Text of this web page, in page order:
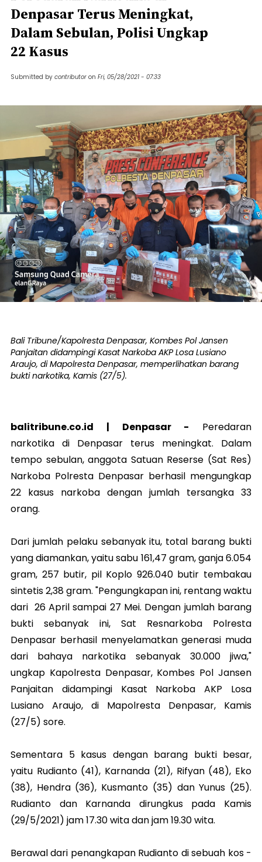
Denpasar Terus Meningkat,
Dalam Sebulan, Polisi Ungkap
22 Kasus
Submitted by contributor on Fri, 05/28/2021 - 07:33
Bali Tribune/Kapolresta Denpasar, Kombes Pol Jansen
Panjaitan didampingi Kasat Narkoba AKP Losa Lusiano
Araujo, di Mapolresta Denpasar, memperlihatkan barang
bukti narkotika, Kamis (27/5).
balitribune.co.id | Denpasar- Peredaran
narkotika di Denpasar terus meningkat. Dalam
tempo sebulan, anggota Satuan Reserse (Sat Res)
Narkoba Polresta Denpasar berhasil mengungkap
22 kasus narkoba dengan jumlah tersangka 33
orang.
Dari jumlah pelaku sebanyak itu, total barang bukti
yang diamankan, yaitu sabu 161,47 gram, ganja 6.054
gram, 257 butir, pil Koplo 926.040 butir tembakau
sintetis 2,38 gram. "Pengungkapan ini, rentang waktu
dari 26 April sampai 27 Mei. Dengan jumlah barang
bukti sebanyak ini, Sat Resnarkoba Polresta
Denpasar berhasil menyelamatkan generasi muda
dari bahaya narkotika sebanyak 30.000 jiwa,"
ungkap Kapolresta Denpasar, Kombes Pol Jansen
Panjaitan didampingi Kasat Narkoba AKP Losa
Lusiano Araujo, di Mapolresta Denpasar, Kamis
(27/5) sore.
Sementara 5 kasus dengan barang bukti besar,
yaitu Rudianto (41), Karnanda (21), Rifyan (48), Eko
(38), Hendra (36), Kusmanto (35) dan Yunus (25).
Rudianto dan Karnanda dirungkus pada Kamis
(29/5/2021) jam 17.30 wita dan jam 19.30 wita.
Berawal dari penangkapan Rudianto di sebuah kos -